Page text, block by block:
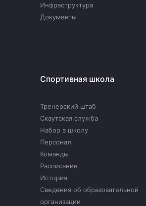
Инфраструктура
Документы
Спортивная школа
Тренерский штаб
Скаутская служба
Набор в школу
Персонал
Команды
Расписание
История
Сведения об образовательной
организации